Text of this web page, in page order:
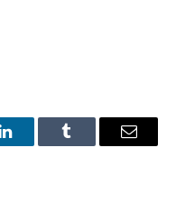
O
Tumblr
E-